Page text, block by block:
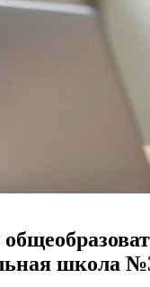
школа